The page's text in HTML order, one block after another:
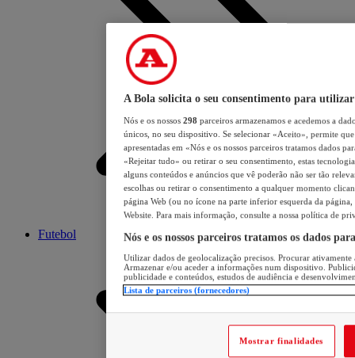
Futebol
A Bola solicita o seu consentimento para utilizar
Nós e os nossos 298 parceiros armazenamos e acedemos a
únicos, no seu dispositivo. Se selecionar «Aceito», permite
apresentadas em «Nós e os nossos parceiros tratamos dados
«Rejeitar tudo» ou retirar o seu consentimento, estas
alguns conteúdos e anúncios que vê poderão não ser tão
escolhas ou retirar o consentimento a qualquer momento
página Web (ou no ícone na parte inferior esquerda da página,
Website. Para mais informação, consulte a nossa política de
Nós e os nossos parceiros tratamos os dados
Utilizar dados de geolocalização precisos. Procurar
Armazenar e/ou aceder a informações num dispositivo.
publicidade e conteúdos, estudos de audiência e
Lista de parceiros (fornecedores)
Mostrar finalidades